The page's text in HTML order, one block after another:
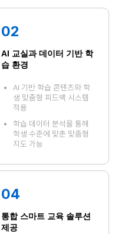
02
AI 교실과 데이터 기반 학
습 환경
AI 기반 학습 콘텐츠와 학
생 맞춤형 피드백 시스템
적용
학습 데이터 분석을 통해
학생 수준에 맞춘 맞춤형
지도 가능
04
통합 스마트 교육 솔루션
제공